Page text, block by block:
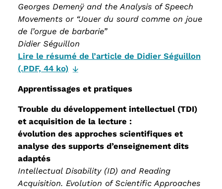
Georges Demenÿ and the Analysis of Speech
Movements or “Jouer du sourd comme on joue
de l’orgue de barbarie”
Didier Séguillon
Lire le résumé de l’article de Didier Séguillon
(.PDF, 44 ko)
Apprentissages et pratiques
Trouble du développement intellectuel (TDI)
et acquisition de la lecture :
évolution des approches scientifiques et
analyse des supports d’enseignement dits
adaptés
Intellectual Disability (ID) and Reading
Acquisition. Evolution of Scientific Approaches